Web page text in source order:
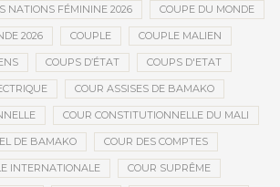
NATIONS FÉMININE 2026 COUPE DU MONDE
2026 COUPLE COUPLE MALIEN
COUPS D’ÉTAT COUPS D'ETAT
COUR ASSISES DE BAMAKO
COUR CONSTITUTIONNELLE DU MALI
DE BAMAKO COUR DES COMPTES
INTERNATIONALE COUR SUPRÊME